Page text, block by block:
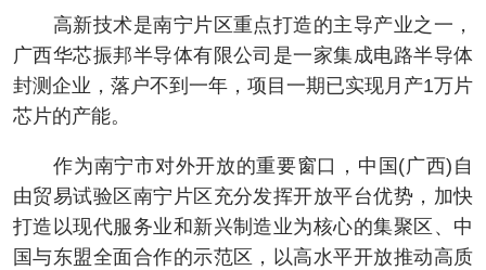
高新技术是南宁片区重点打造的主导产业之一，
广西华芯振邦半导体有限公司是一家集成电路半导体
封测企业，落户不到一年，项目一期已实现月产1万片
芯片的产能。
作为南宁市对外开放的重要窗口，中国(广西)自
由贸易试验区南宁片区充分发挥开放平台优势，加快
打造以现代服务业和新兴制造业为核心的集聚区、中
国与东盟全面合作的示范区，以高水平开放推动高质